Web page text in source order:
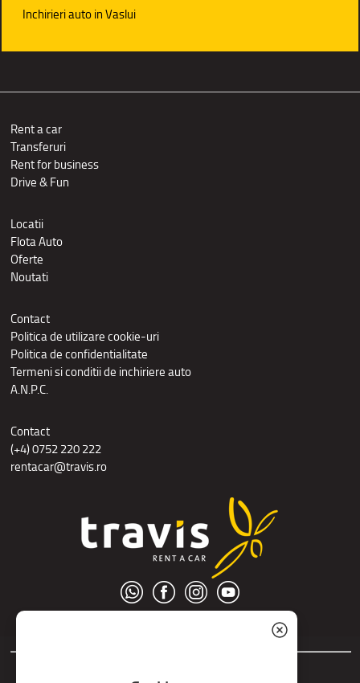
Inchirieri auto in Vaslui
Rent a car
Transferuri
Rent for business
Drive & Fun
Locatii
Flota Auto
Oferte
Noutati
Contact
Politica de utilizare cookie-uri
Politica de confidentialitate
Termeni si conditii de inchiriere auto
A.N.P.C.
Contact
(+4) 0752 220 222
rentacar@travis.ro